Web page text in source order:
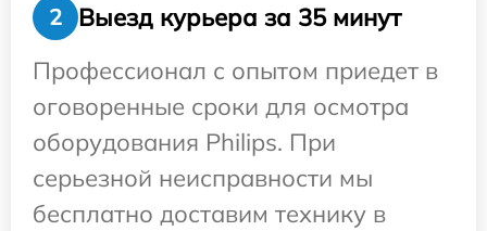
2
Выезд курьера за 35 минут
Профессионал с опытом приедет в
оговоренные сроки для осмотра
оборудования Philips. При
серьезной неисправности мы
бесплатно доставим технику в